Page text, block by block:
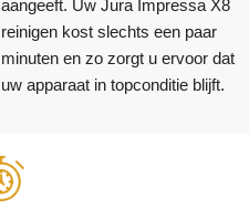
aangeeft. Uw Jura Impressa X8
reinigen kost slechts een paar
minuten en zo zorgt u ervoor dat
uw apparaat in topconditie blijft.